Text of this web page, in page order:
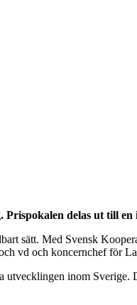
delas ut till
sätt. Med Svensk
vd och koncernchef för
inom Sverige.